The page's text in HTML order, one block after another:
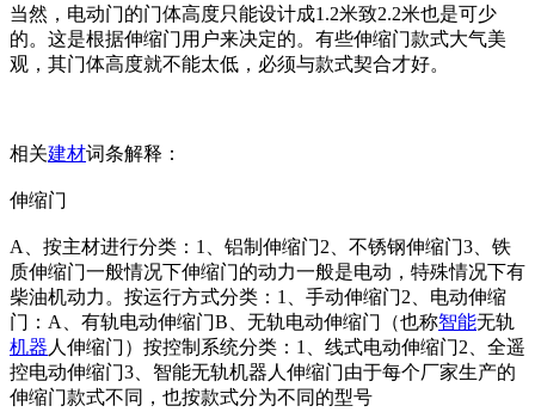
当然，电动门的门体高度只能设计成1.2米致2.2米也是可少
的。这是根据伸缩门用户来决定的。有些伸缩门款式大气美
观，其门体高度就不能太低，必须与款式契合才好。
相关建材词条解释：
伸缩门
A、按主材进行分类：1、铝制伸缩门2、不锈钢伸缩门3、铁
质伸缩门一般情况下伸缩门的动力一般是电动，特殊情况下有
柴油机动力。按运行方式分类：1、手动伸缩门2、电动伸缩
门：A、有轨电动伸缩门B、无轨电动伸缩门（也称智能无轨
机器 人伸缩门）按控制系统分类：1、线式电动伸缩门2、全遥
控电动伸缩门3、智能无轨机器人伸缩门由于每个厂家生产的
伸缩门款式不同，也按款式分为不同的型号